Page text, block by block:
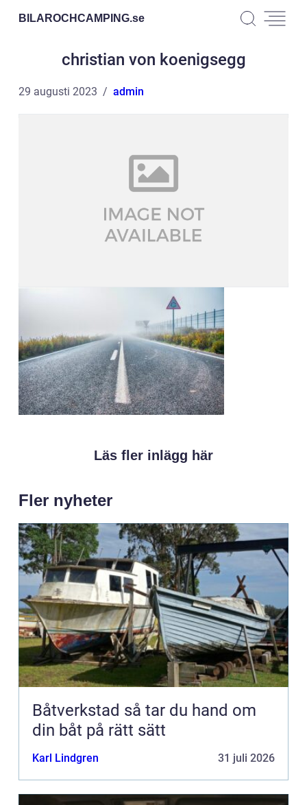
BILAROCHCAMPING.se
christian von koenigsegg
29 augusti 2023 admin
Läs fler inlägg här
Fler nyheter
Båtverkstad så tar du hand om
din båt på rätt sätt
Karl Lindgren 31 juli 2026